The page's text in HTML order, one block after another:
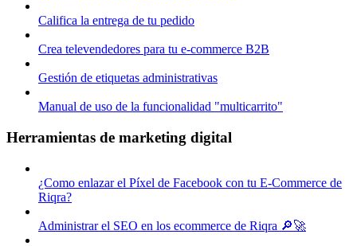
Califica la entrega de tu pedido
Crea televendedores para tu e-commerce B2B
Gestión de etiquetas administrativas
Manual de uso de la funcionalidad "multicarrito"
Herramientas de marketing digital
¿Como enlazar el Píxel de Facebook con tu E-Commerce de
Riqra?
Administrar el SEO en los ecommerce de Riqra 🔎🚀